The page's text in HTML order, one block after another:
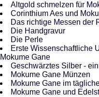
Altgold schmelzen für
Corinthium Aes und
Das richtige Messen der
Die Handgravur
Die Perle
Erste Wissenschaftliche
Mokume Gane
Geschwärztes Silber -
Mokume Gane Münzen
Mokume Gane im
Mokume Gane und